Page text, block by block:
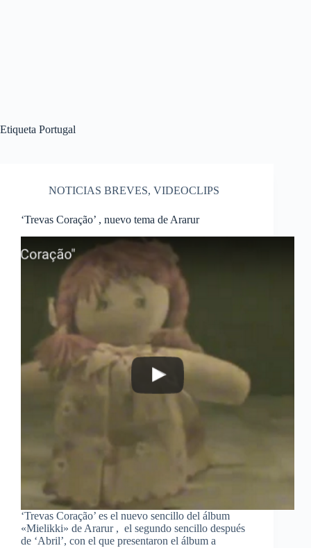
Etiqueta Portugal
NOTICIAS BREVES, VIDEOCLIPS
‘Trevas Coração’ , nuevo tema de Ararur
‘Trevas Coração’ es el nuevo sencillo del álbum
«Mielikki» de Ararur , el segundo sencillo después
de ‘Abril’, con el que presentaron el álbum a